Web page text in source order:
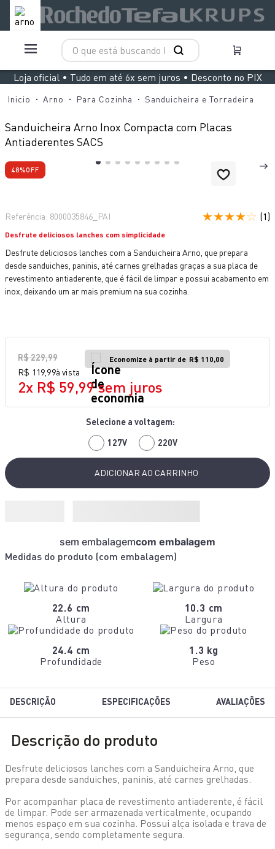
O que está buscando hoje?
Loja oficial • Tudo em até 6x sem juros • Desconto no PIX
Arno Para Cozinha Sanduicheira e Torradeira
Sanduicheira Arno Inox Compacta com Placas
Antiaderentes SACS
48%OFF
Referência: 8000035846_PAI ★★★★☆ (1 )
Desfrute deliciosos lanches com simplicidade
Desfrute deliciosos lanches com a Sanduicheira Arno, que prepara
desde sanduiches, paninis, até carnes grelhadas graças a sua placa de
revestimento antiaderente, que é fácil de limpar e possui acabamento em
inox, deixando um ar mais premium na sua cozinha.
R$229,99 Economize à partir de R$ 110,00
R$ 119 99à vista
2x R$ 59,99sem juros
127V 220V
ADICIONAR AO CARRINHO
Medidas do produto (com embalagem)
sem embalagemcom embalagem
22.6 cm
Altura
10.3 cm
Largura
24.4 cm
Profundidade
1.3 kg
Peso
DESCRIÇÃO ESPECIFICAÇÕES AVALIAÇÕES
Descrição do produto
Desfrute deliciosos lanches com a Sanduicheira Arno, que
prepara desde sanduiches, paninis, até carnes grelhadas.
Por acompanhar placa de revestimento antiaderente, é fácil
de limpar. Pode ser armazenada verticalmente, ocupando
menos espaço em sua cozinha. Possui alça isolada e trava de
segurança, sendo completamente segura.
TERMOS MAIS BUSCADOS
3º
duo power
7º
aspirador x-force 9 60
9º
jogo panelas rochedo stone pro
bake easy